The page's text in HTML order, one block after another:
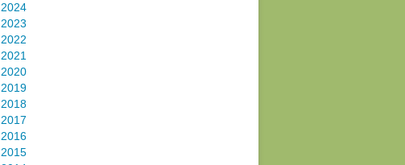
2024
2023
2022
2021
2020
2019
2018
2017
2016
2015